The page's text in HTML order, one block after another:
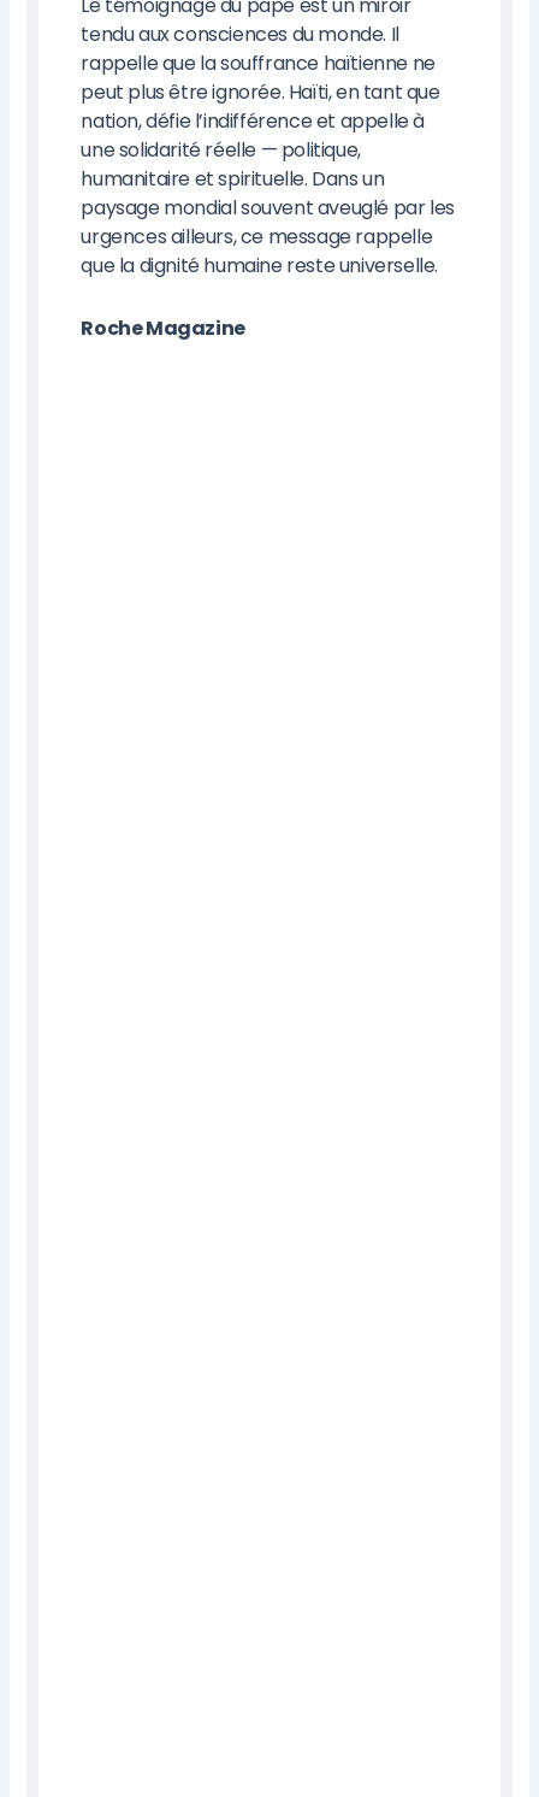
tendu aux consciences du monde. Il
rappelle que la souffrance haïtienne ne
peut plus être ignorée. Haïti, en tant que
nation, défie l’indifférence et appelle à
une solidarité réelle — politique,
humanitaire et spirituelle. Dans un
paysage mondial souvent aveuglé par les
urgences ailleurs, ce message rappelle
que la dignité humaine reste universelle.
Roche Magazine